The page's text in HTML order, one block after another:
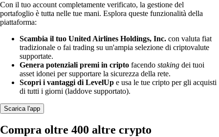
Con il tuo account completamente verificato, la gestione del
portafoglio è tutta nelle tue mani. Esplora queste funzionalità della
piattaforma:
Scambia il tuo United Airlines Holdings, Inc. con valuta fiat
tradizionale o fai trading su un'ampia selezione di criptovalute
supportate.
Genera potenziali premi in cripto facendo staking dei tuoi
asset idonei per supportare la sicurezza della rete.
Scopri i vantaggi di LevelUp e usa le tue cripto per gli acquisti
di tutti i giorni (laddove supportato).
Scarica l'app
Compra oltre 400 altre crypto